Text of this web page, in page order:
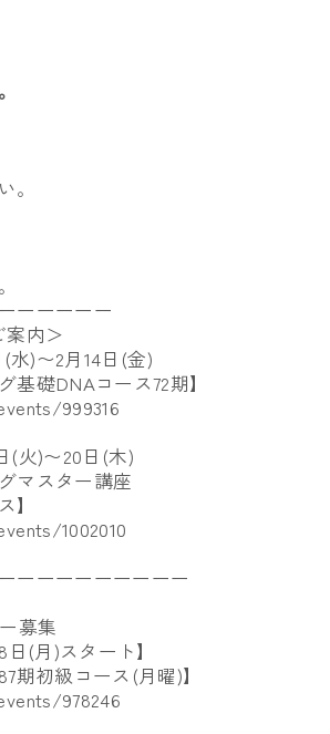
。
ーーーーー
案内＞
)〜2月14日(金)
基礎DNAコース72期】
999316
(火)〜20日(木)
マスター講座
1002010
ーーーーーーーーー
募集
(月)スタート】
期初級コース(月曜)】
978246